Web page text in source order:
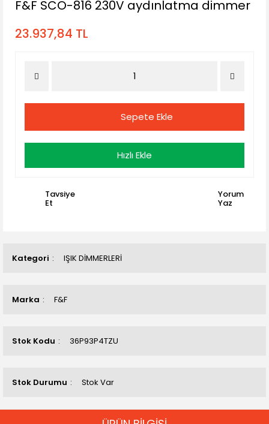
Kategori IŞIK DİMMERLERİ
Marka F&F
Stok Kodu 36P93P4TZU
Stok Durumu Stok Var
F&F SCO-816 230V aydınlatma dimmer
23.937,84 TL
Sepete Ekle
Hızlı Ekle
Tavsiye
Et
Yorum
Yaz